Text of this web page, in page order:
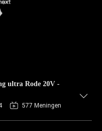
ultra Rode 20V -
577 Meningen